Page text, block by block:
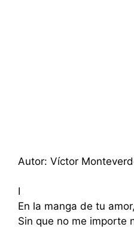
Autor: Víctor
I
En la manga de tu
Sin que no me importe